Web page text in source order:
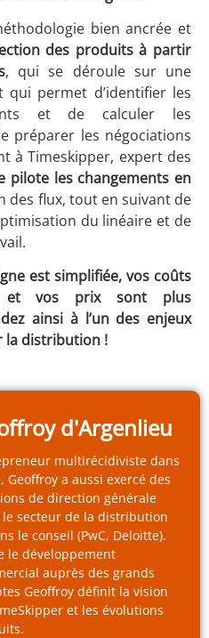
bien ancrée et
des produits à partir
, qui se déroule sur une
permet d’identifier les
et de calculer les
préparer les négociations
à Timeskipper, expert des
pilote les changements en
des flux, tout en suivant de
du linéaire et de
est simplifiée, vos coûts
et vos prix sont plus
ainsi à l’un des enjeux
la distribution !
d'Argenlieu
multirécidiviste dans
Geoffroy a aussi exercé des
de direction générale
le secteur de la distribution
le conseil (PwC, Deloitte).
le développement
auprès des grands
Geoffroy définit la vision
et les évolutions